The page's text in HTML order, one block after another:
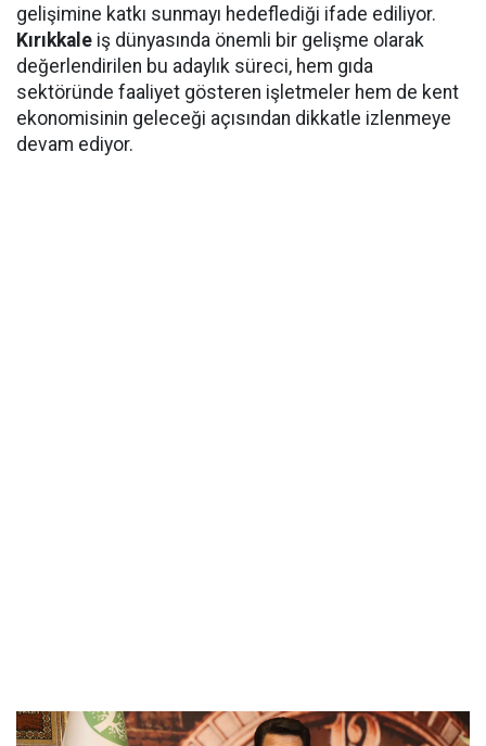
gelişimine katkı sunmayı hedeflediği ifade ediliyor.
Kırıkkale iş dünyasında önemli bir gelişme olarak
değerlendirilen bu adaylık süreci, hem gıda
sektöründe faaliyet gösteren işletmeler hem de kent
ekonomisinin geleceği açısından dikkatle izlenmeye
devam ediyor.